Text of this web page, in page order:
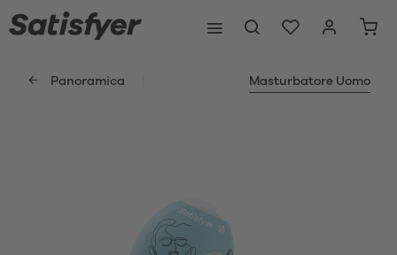
Panoramica Masturbatore Uomo